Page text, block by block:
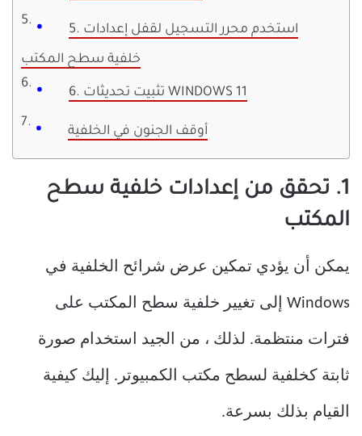
5. استخدم محرر التسجيل لقفل إعدادات
خلفية سطح المكتب
6. تثبيت تحديثات WINDOWS 11
أوقف الجنون في الخلفية
1. تحقق من إعدادات خلفية سطح
المكتب
يمكن أن يؤدي تمكين عرض شرائح الخلفية في
Windows إلى تغيير خلفية سطح المكتب على
فترات منتظمة. لذلك ، من الجيد استخدام صورة
ثابتة كخلفية لسطح مكتب الكمبيوتر. إليك كيفية
القيام بذلك بسرعة.